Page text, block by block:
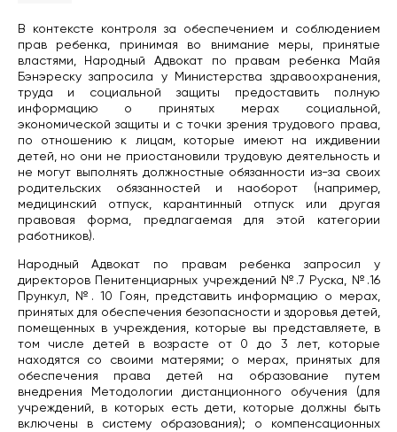
В контексте контроля за обеспечением и соблюдением
прав ребенка, принимая во внимание меры, принятые
властями, Народный Адвокат по правам ребенка Майя
Бэнэреску запросила у Министерства здравоохранения,
труда и социальной защиты предоставить полную
информацию о принятых мерах социальной,
экономической защиты и с точки зрения трудового права,
по отношению к лицам, которые имеют на иждивении
детей, но они не приостановили трудовую деятельность и
не могут выполнять должностные обязанности из-за своих
родительских обязанностей и наоборот (например,
медицинский отпуск, карантинный отпуск или другая
правовая форма, предлагаемая для этой категории
работников).
Народный Адвокат по правам ребенка запросил у
директоров Пенитенциарных учреждений №.7 Руска, №.16
Прункул, №. 10 Гоян, представить информацию о мерах,
принятых для обеспечения безопасности и здоровья детей,
помещенных в учреждения, которые вы представляете, в
том числе детей в возрасте от 0 до 3 лет, которые
находятся со своими матерями; о мерах, принятых для
обеспечения права детей на образование путем
внедрения Методологии дистанционного обучения (для
учреждений, в которых есть дети, которые должны быть
включены в систему образования); о компенсационных